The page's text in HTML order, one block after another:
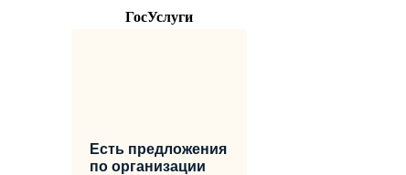
ГосУслуги
Есть предложения
по организации